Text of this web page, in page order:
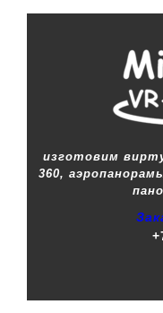
изготовим
360,